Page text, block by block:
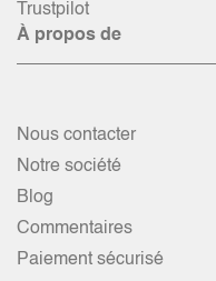
Trustpilot
À propos de
Nous contacter
Notre société
Blog
Commentaires
Paiement sécurisé